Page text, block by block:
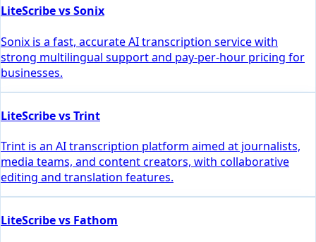
LiteScribe vs Sonix
Sonix is a fast, accurate AI transcription service with
strong multilingual support and pay-per-hour pricing for
businesses.
LiteScribe vs Trint
Trint is an AI transcription platform aimed at journalists,
media teams, and content creators, with collaborative
editing and translation features.
LiteScribe vs Fathom